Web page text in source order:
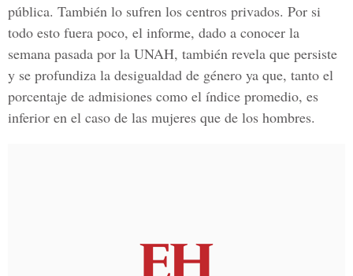
pública. También lo sufren los centros privados. Por si
todo esto fuera poco, el informe, dado a conocer la
semana pasada por la UNAH, también revela que persiste
y se profundiza la desigualdad de género ya que, tanto el
porcentaje de admisiones como el índice promedio, es
inferior en el caso de las mujeres que de los hombres.